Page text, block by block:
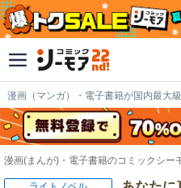
漫画（マンガ）・電子書籍が国内最大
漫画(まんが)・電子書籍のコミックシー